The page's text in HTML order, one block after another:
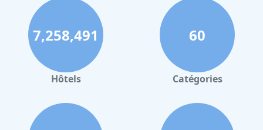
7,258,491
Hôtels
60
Catégories